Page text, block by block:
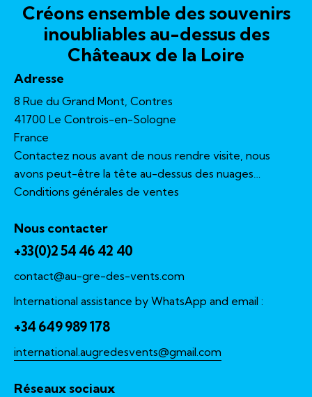
Créons ensemble des souvenirs
inoubliables au-dessus des
Châteaux de la Loire
Adresse
8 Rue du Grand Mont, Contres
41700 Le Controis-en-Sologne
France
Contactez nous avant de nous rendre visite, nous
avons peut-être la tête au-dessus des nuages…
Conditions générales de ventes
Nous contacter
+33(0)2 54 46 42 40
contact@au-gre-des-vents.com
International assistance by WhatsApp and email :
+34 649 989 178
international.augredesvents@gmail.com
Réseaux sociaux